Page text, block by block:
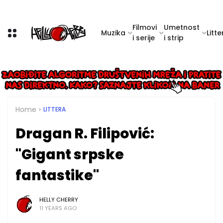
Muzika
Filmovi
i serije
Umetnost
i strip
Home LITTERA
Dragan R. Filipović:
"Gigant srpske
fantastike"
HELLY CHERRY
11 YEARS AGO